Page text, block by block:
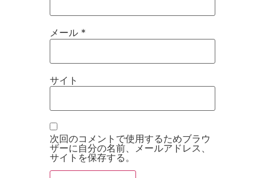
メール *
サイト
次回のコメントで使用するためブラウ
ザーに自分の名前、メールアドレス、
サイトを保存する。